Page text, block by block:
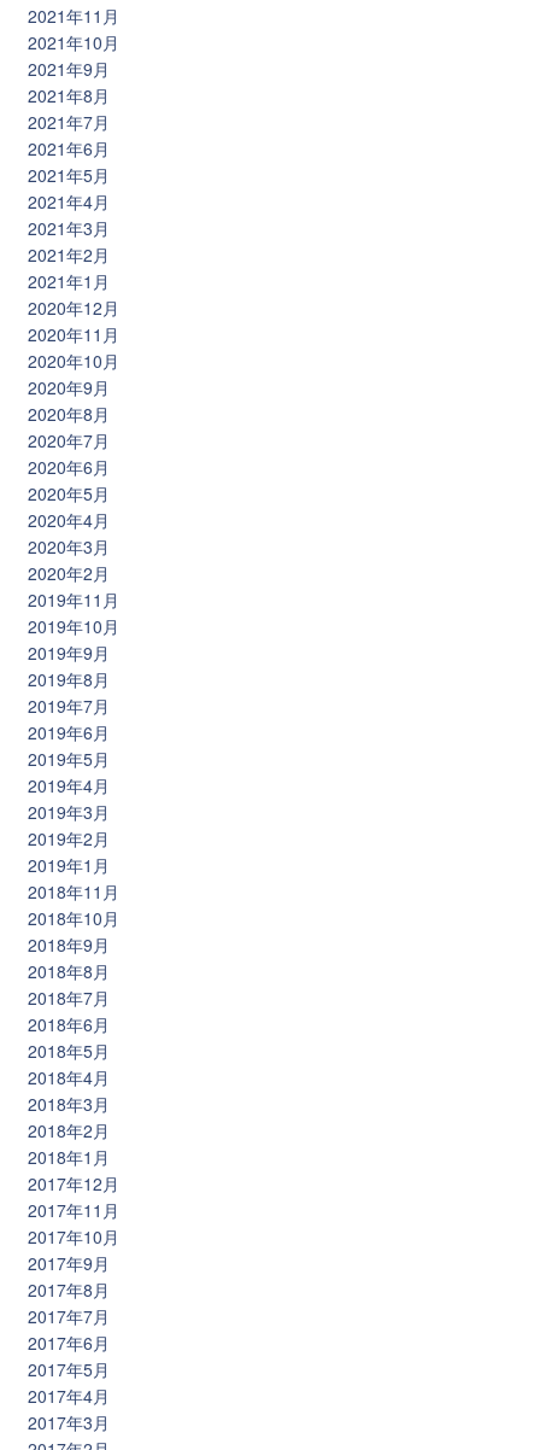
2021年11月
2021年10月
2021年9月
2021年8月
2021年7月
2021年6月
2021年5月
2021年4月
2021年3月
2021年2月
2021年1月
2020年12月
2020年11月
2020年10月
2020年9月
2020年8月
2020年7月
2020年6月
2020年5月
2020年4月
2020年3月
2020年2月
2019年11月
2019年10月
2019年9月
2019年8月
2019年7月
2019年6月
2019年5月
2019年4月
2019年3月
2019年2月
2019年1月
2018年11月
2018年10月
2018年9月
2018年8月
2018年7月
2018年6月
2018年5月
2018年4月
2018年3月
2018年2月
2018年1月
2017年12月
2017年11月
2017年10月
2017年9月
2017年8月
2017年7月
2017年6月
2017年5月
2017年4月
2017年3月